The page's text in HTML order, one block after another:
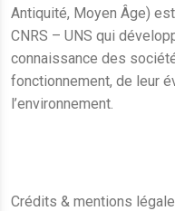
Antiquité, Moyen Âge)
CNRS – UNS qui
connaissance des
fonctionnement, de leur
l’environnement.
Crédits & mentions